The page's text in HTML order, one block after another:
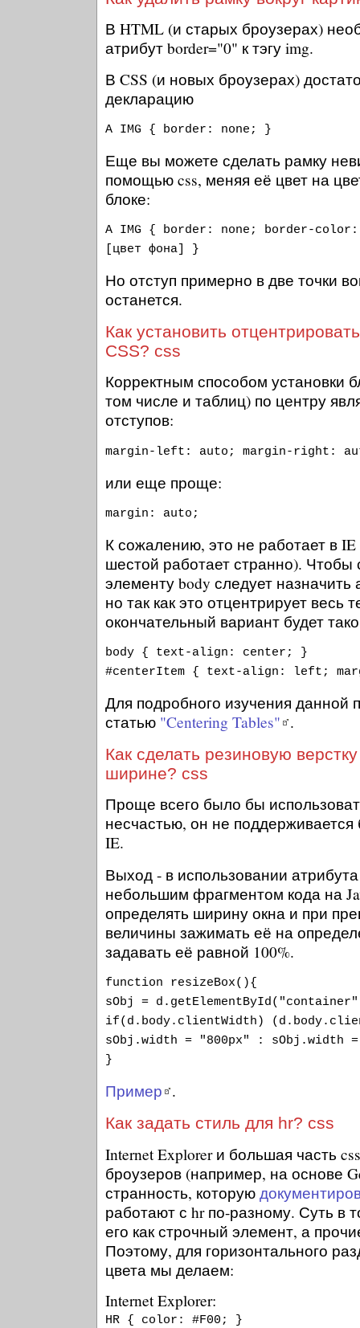
В HTML (и старых броузерах)
атрибут border="0" к тэгу img.
В CSS (и новых броузерах)
декларацию
A IMG { border: none; }
Еще вы можете сделать рамку
помощью css, меняя её цвет на
блоке:
A IMG { border: none; border-
[цвет фона] }
Но отступ примерно в две точки
останется.
Как установить
CSS? css
Корректным способом установки
том числе и таблиц) по центру
отступов:
margin-left: auto; margin-right:
или еще проще:
margin: auto;
К сожалению, это не работает в
шестой работает странно). Чтобы
элементу body следует назначить
но так как это отцентрирует весь
окончательный вариант будет
body { text-align: center; }
#centerItem { text-align: left;
Для подробного изучения
статью "Centering Tables" .
Как сделать резиновую
ширине? css
Проще всего было бы
несчастью, он не
IE.
Выход - в использовании
небольшим фрагментом кода на
определять ширину окна и при
величины зажимать её на
задавать её равной 100%.
function resizeBox(){
sObj =
if(d.body.clientWidth)
sObj.width = "800px" : sObj.width =
}
Пример .
Как задать стиль для hr? css
Internet Explorer и большая часть
броузеров (например, на основе
странность, которую
работают с hr по-разному. Суть в
его как строчный элемент, а
Поэтому, для горизонтального
цвета мы делаем:
Internet Explorer:
HR { color: #F00; }